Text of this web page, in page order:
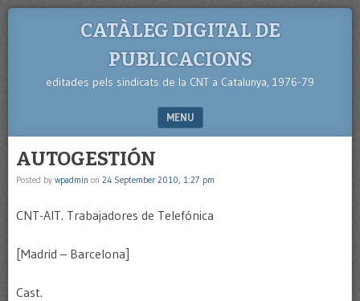
CATÀLEG DIGITAL DE
PUBLICACIONS
editades pels sindicats de la CNT a Catalunya, 1976-79
MENU
AUTOGESTIÓN
Posted by wpadmin on 24 September 2010, 1:27 pm
CNT-AIT. Trabajadores de Telefónica
[Madrid – Barcelona]
Cast.